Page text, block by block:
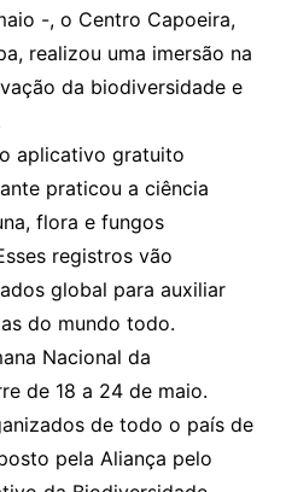
-, o Centro Capoeira,
realizou uma imersão na
da biodiversidade e
aplicativo gratuito
praticou a ciência
flora e fungos
registros vão
global para auxiliar
do mundo todo.
Nacional da
de 18 a 24 de maio.
de todo o país de
pela Aliança pelo